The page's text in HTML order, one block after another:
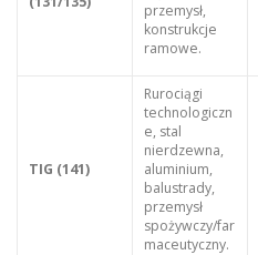
przemysł,
konstrukcje
ramowe.
TIG (141)
Rurociągi
technologiczn
e, stal
nierdzewna,
aluminium,
balustrady,
przemysł
spożywczy/far
maceutyczny.